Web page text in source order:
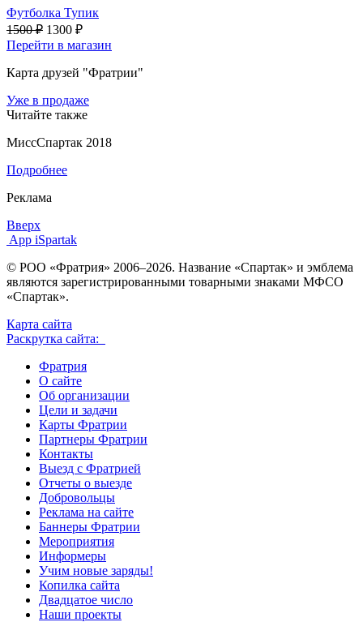
Футболка Тупик
1500 ₽ 1300 ₽
Перейти в магазин
Карта друзей "Фратрии"
Уже в продаже
Читайте также
МиссСпартак 2018
Подробнее
Реклама
Вверх
App iSpartak
© РОО «Фратрия» 2006–2026. Название «Спартак» и эмблема
являются зарегистрированными товарными знаками МФСО
«Спартак».
Карта сайта
Раскрутка сайта:
Фратрия
О сайте
Об организации
Цели и задачи
Карты Фратрии
Партнеры Фратрии
Контакты
Выезд с Фратрией
Отчеты о выезде
Добровольцы
Реклама на сайте
Баннеры Фратрии
Мероприятия
Информеры
Учим новые заряды!
Копилка сайта
Двадцатое число
Наши проекты